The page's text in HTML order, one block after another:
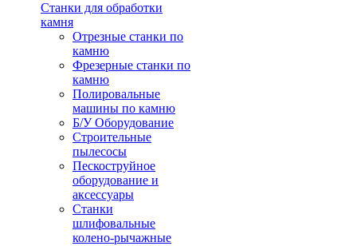
Станки для обработки
камня
Отрезные станки по
камню
Фрезерные станки по
камню
Полировальные
машины по камню
Б/У Оборудование
Строительные
пылесосы
Пескоструйное
оборудование и
аксессуары
Станки
шлифовальные
колено-рычажные